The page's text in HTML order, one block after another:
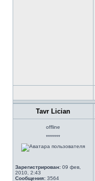
Tavr Lician
offline
*******
Зарегистрирован: 09 фев,
2010, 2:43
Сообщения: 3564